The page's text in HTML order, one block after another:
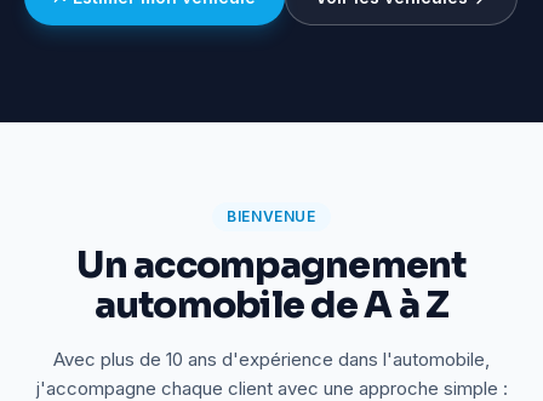
BIENVENUE
Un accompagnement
automobile de A à Z
Avec plus de 10 ans d'expérience dans l'automobile,
j'accompagne chaque client avec une approche simple :